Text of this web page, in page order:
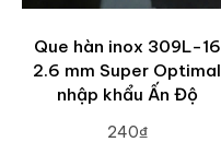
Que hàn inox 309L-16
2.6 mm Super Optimal
nhập khẩu Ấn Độ
240₫